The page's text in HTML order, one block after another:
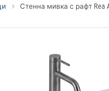
Стенна мивка с рафт Rea